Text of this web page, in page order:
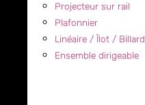
Projecteur sur rail
Plafonnier
Linéaire / Îlot / Billard
Ensemble dirigeable